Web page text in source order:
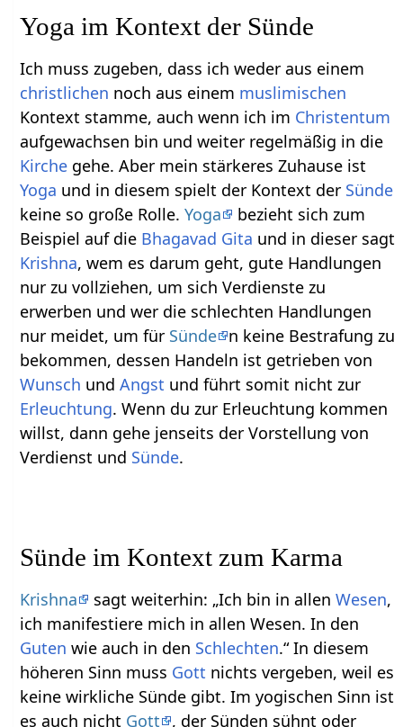
Yoga im Kontext der Sünde
Ich muss zugeben, dass ich weder aus einem
christlichen noch aus einem muslimischen
Kontext stamme, auch wenn ich im Christentum
aufgewachsen bin und weiter regelmäßig in die
Kirche gehe. Aber mein stärkeres Zuhause ist
Yoga und in diesem spielt der Kontext der Sünde
keine so große Rolle.Yoga
bezieht sich zum
Beispiel auf die Bhagavad Gita und in dieser sagt
Krishna, wem es darum geht, gute Handlungen
nur zu vollziehen, um sich Verdienste zu
erwerben und wer die schlechten Handlungen
nur meidet, um für Sünde n keine Bestrafung zu
bekommen, dessen Handeln ist getrieben von
Wunsch undAngst und führt somit nicht zur
Erleuchtung. Wenn du zur Erleuchtung kommen
willst, dann gehe jenseits der Vorstellung von
Verdienst und Sünde.
Sünde im Kontext zum Karma
Krishna sagt weiterhin: „Ich bin in allenWesen,
ich manifestiere mich in allen Wesen. In den
Guten wie auch in den Schlechten.“ In diesem
höheren Sinn muss Gott nichts vergeben, weil es
keine wirkliche Sünde gibt. Im yogischen Sinn ist
es auch nicht Gott , der Sünden sühnt oder